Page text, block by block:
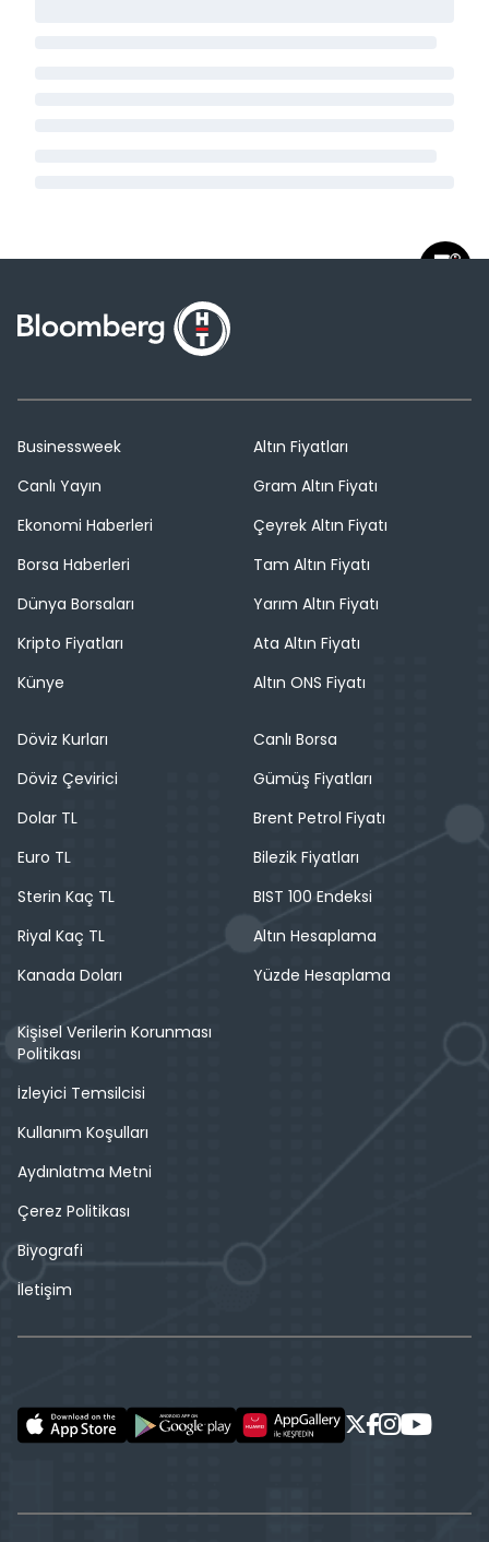
Businessweek
Canlı Yayın
Ekonomi Haberleri
Borsa Haberleri
Dünya Borsaları
Kripto Fiyatları
Künye
Altın Fiyatları
Gram Altın Fiyatı
Çeyrek Altın Fiyatı
Tam Altın Fiyatı
Yarım Altın Fiyatı
Ata Altın Fiyatı
Altın ONS Fiyatı
Döviz Kurları
Döviz Çevirici
Dolar TL
Euro TL
Sterin Kaç TL
Riyal Kaç TL
Kanada Doları
Canlı Borsa
Gümüş Fiyatları
Brent Petrol Fiyatı
Bilezik Fiyatları
BIST 100 Endeksi
Altın Hesaplama
Yüzde Hesaplama
Kişisel Verilerin Korunması
Politikası
İzleyici Temsilcisi
Kullanım Koşulları
Aydınlatma Metni
Çerez Politikası
Biyografi
İletişim